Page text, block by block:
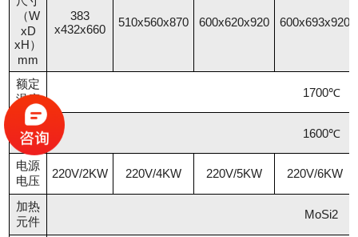
（W
xD
xH）
mm
383
x432x660
510x560x870 600x620x920 600x693x920
额定
温度
1700℃
工作
温度
1600℃
电源
电压
220V/2KW 220V/4KW 220V/5KW 220V/6KW
加热
元件
MoSi2